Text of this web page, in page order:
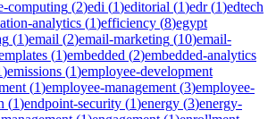
computing (2)edi (1)editorial (1)edr(1)edtech
analytics (1)efficiency (8)egypt
(1)email (2)email-marketing (10)email-
(1)embedded (2)embedded-analytics
)emissions (1)employee-development
(1)employee-management (3)employee-
(1)endpoint-security (1)energy (3)energy-